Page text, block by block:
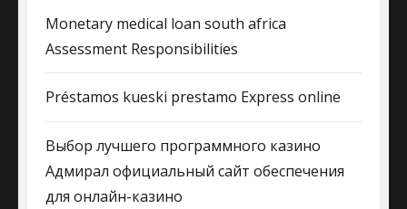
Monetary medical loan south africa
Assessment Responsibilities
Préstamos kueski prestamo Express online
Выбор лучшего программного казино
Адмирал официальный сайт обеспечения
для онлайн-казино